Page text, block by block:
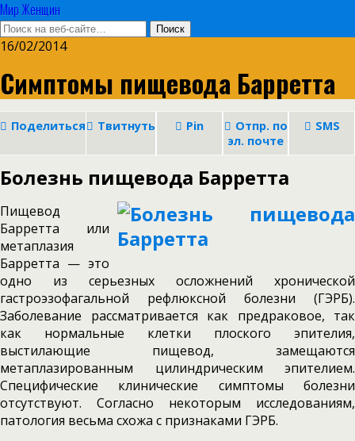
Мир Женщин
16/02/2014
Симптомы пищевода Барретта
Поделиться Твитнуть Pin
Отпр. по
эл. почте
SMS
Болезнь пищевода Барретта
Пищевод
Барретта или
метаплазия
Барретта — это
одно из серьезных осложнений хронической
гастроэзофагальной рефлюксной болезни (ГЭРБ).
Заболевание рассматривается как предраковое, так
как нормальные клетки плоского эпителия,
выстилающие пищевод, замещаются
метаплазированным цилиндрическим эпителием.
Специфические клинические симптомы болезни
отсутствуют. Согласно некоторым исследованиям,
патология весьма схожа с признаками ГЭРБ.